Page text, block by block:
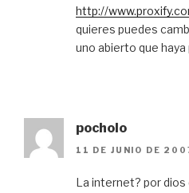
http://
quieres puedes
uno abierto que
pocholo
11 DE JUNIO DE
La internet? por dios